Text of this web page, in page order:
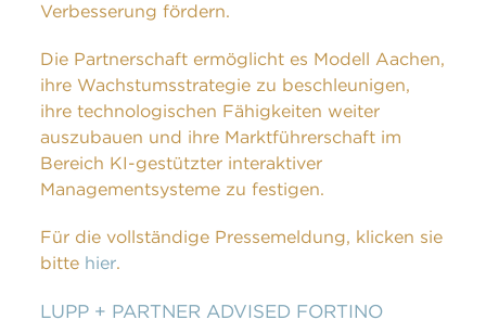
Verbesserung fördern.
Die Partnerschaft ermöglicht es Modell Aachen,
ihre Wachstumsstrategie zu beschleunigen,
ihre technologischen Fähigkeiten weiter
auszubauen und ihre Marktführerschaft im
Bereich KI-gestützter interaktiver
Managementsysteme zu festigen.
Für die vollständige Pressemeldung, klicken sie
bitte hier.
LUPP + PARTNER ADVISED FORTINO